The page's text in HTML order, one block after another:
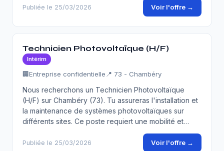
Publiée le 25/03/2026 Voir l'offre →
Technicien Photovoltaïque (H/F)
Intérim
🏢Entreprise confidentielle 📍 73 - Chambéry
Nous recherchons un Technicien Photovoltaïque
(H/F) sur Chambéry (73). Tu assureras l'installation et
la maintenance de systèmes photovoltaïques sur
différents sites. Ce poste requiert une mobilité et…
Publiée le 25/03/2026 Voir l'offre →